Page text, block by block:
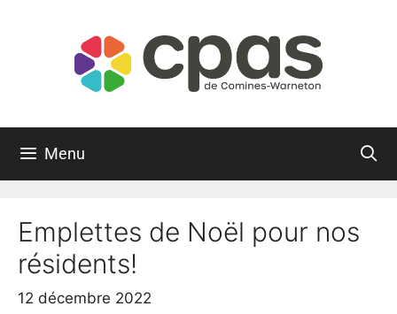
Menu
Emplettes de Noël pour nos
résidents!
12 décembre 2022